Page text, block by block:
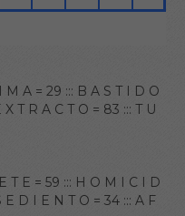
M A = 29 ::: B A S T I D O
X T R A C T O = 83 ::: T U
T E = 59 ::: H O M I C I D
E D I E N T O = 34 ::: A F